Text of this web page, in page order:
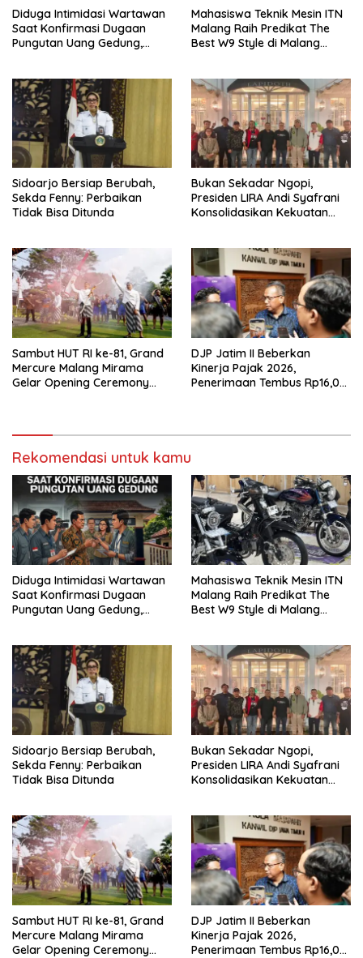
Diduga Intimidasi Wartawan
Saat Konfirmasi Dugaan
Pungutan Uang Gedung,
Buka suara
Mahasiswa Teknik Mesin ITN
Malang Raih Predikat The
Best W9 Style di Malang
Sidoarjo Bersiap Berubah,
Sekda Fenny: Perbaikan
Tidak Bisa Ditunda
Bukan Sekadar Ngopi,
Presiden LIRA Andi Syafrani
Konsolidasikan Kekuatan
Sambut HUT RI ke-81, Grand
Mercure Malang Mirama
Gelar Opening Ceremony
DJP Jatim II Beberkan
Kinerja Pajak 2026,
Penerimaan Tembus Rp16,08
Rekomendasi untuk kamu
Diduga Intimidasi Wartawan
Saat Konfirmasi Dugaan
Pungutan Uang Gedung,
Buka suara
Mahasiswa Teknik Mesin ITN
Malang Raih Predikat The
Best W9 Style di Malang
Sidoarjo Bersiap Berubah,
Sekda Fenny: Perbaikan
Tidak Bisa Ditunda
Bukan Sekadar Ngopi,
Presiden LIRA Andi Syafrani
Konsolidasikan Kekuatan
Sambut HUT RI ke-81, Grand
Mercure Malang Mirama
Gelar Opening Ceremony
DJP Jatim II Beberkan
Kinerja Pajak 2026,
Penerimaan Tembus Rp16,08